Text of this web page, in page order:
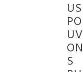
US
PO
UV
ON
S